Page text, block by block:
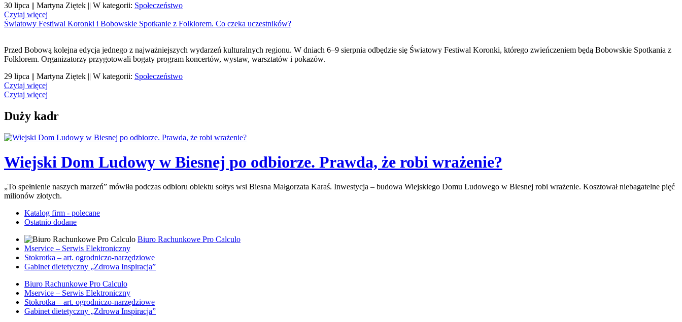
30 lipca || Martyna Ziętek || W kategorii: Społeczeństwo
Czytaj więcej
Światowy Festiwal Koronki i Bobowskie Spotkanie z Folklorem. Co czeka uczestników?
Przed Bobową kolejna edycja jednego z najważniejszych wydarzeń kulturalnych regionu. W dniach 6–9 sierpnia odbędzie się Światowy Festiwal Koronki, którego zwieńczeniem będą Bobowskie Spotkania z
Folklorem. Organizatorzy przygotowali bogaty program koncertów, wystaw, warsztatów i pokazów.
29 lipca || Martyna Ziętek || W kategorii: Społeczeństwo
Czytaj więcej
Czytaj więcej
Duży kadr
Wiejski Dom Ludowy w Biesnej po odbiorze. Prawda, że robi wrażenie?
„To spełnienie naszych marzeń” mówiła podczas odbioru obiektu sołtys wsi Biesna Małgorzata Karaś. Inwestycja – budowa Wiejskiego Domu Ludowego w Biesnej robi wrażenie. Kosztował niebagatelne pięć
milionów złotych.
Katalog firm - polecane
Ostatnio dodane
Biuro Rachunkowe Pro Calculo
Mservice – Serwis Elektroniczny
Stokrotka – art. ogrodniczo-narzędziowe
Gabinet dietetyczny „Zdrowa Inspiracja”
Biuro Rachunkowe Pro Calculo
Mservice – Serwis Elektroniczny
Stokrotka – art. ogrodniczo-narzędziowe
Gabinet dietetyczny „Zdrowa Inspiracja”